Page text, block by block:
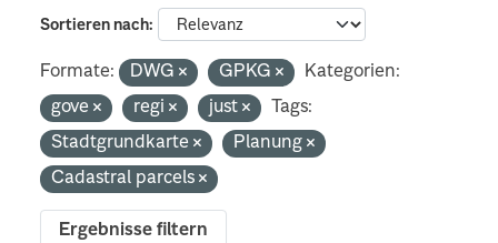
Sortieren nach
Formate: DWG GPKG
Kategorien:
gove
regi just
Tags:
Stadtgrundkarte
Planung
Cadastral parcels
Ergebnisse filtern